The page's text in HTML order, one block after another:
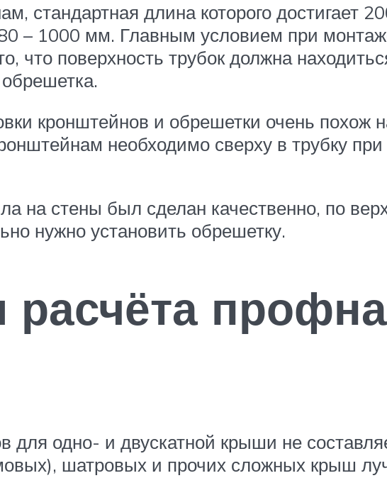
стандартная длина которого достигает
– 1000 мм. Главным условием при
что поверхность трубок должна
кронштейнов и обрешетки очень похож
необходимо сверху в трубку
на стены был сделан качественно, по
нужно установить обрешетку.
для одно- и двускатной крыши не
шатровых и прочих сложных крыш